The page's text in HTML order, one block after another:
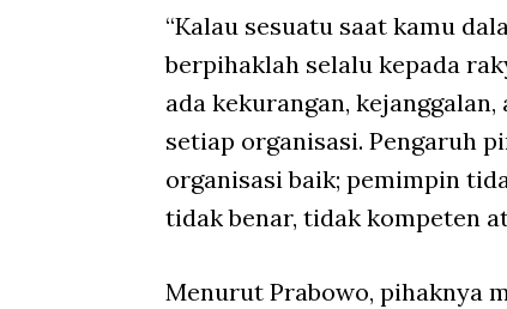
“Kalau sesuatu saat kamu
berpihaklah selalu kepada
ada kekurangan,
setiap organisasi. Pengaruh
organisasi baik; pemimpin
tidak benar, tidak kompeten
Menurut Prabowo, pihaknya